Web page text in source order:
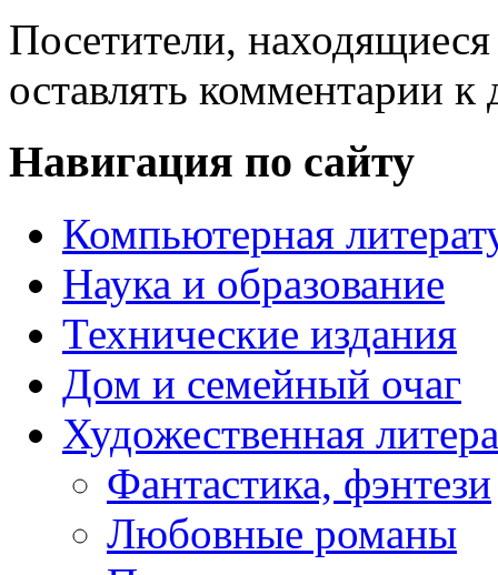
Посетители,
оставлять комментарии к
Навигация по сайту
Компьютерная
Наука и образование
Технические издания
Дом и семейный очаг
Художественная
Фантастика, фэнтези
Любовные романы